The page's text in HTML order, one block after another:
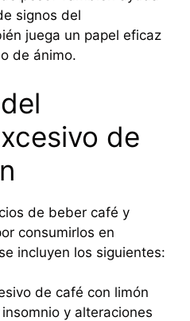
signos del
juega un papel eficaz
de ánimo.
de
de beber café y
consumirlos en
incluyen los siguientes:
de café con limón
y alteraciones